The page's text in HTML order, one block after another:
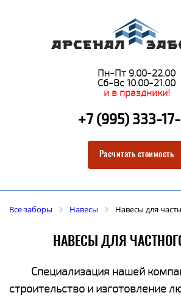
Пн-Пт 9.00-22.00
Сб-Вс 10.00-21.00
и в праздники!
+7 (995) 333-
Расчитать стоимость
Все заборы Навесы Навесы для
НАВЕСЫ ДЛЯ
Специализация нашей
строительство и изготовление